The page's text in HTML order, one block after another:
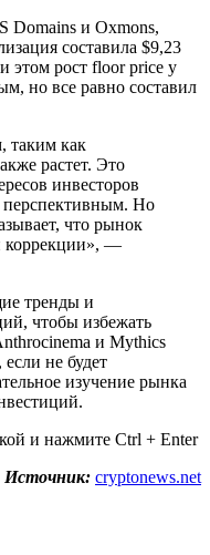
Domains и Oxmons,
составила $9,23
этом рост floor price у
но все равно составил
таким как
растет. Это
инвесторов
Но
что рынок
коррекции», —
тренды и
чтобы избежать
и Mythics
не будет
изучение рынка
и нажмите Ctrl + Enter
Источник: cryptonews.net